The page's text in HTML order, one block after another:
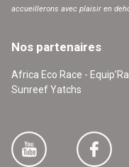
accueillerons avec plaisir en
Nos partenaires
Africa Eco Race -
Sunreef Yatchs